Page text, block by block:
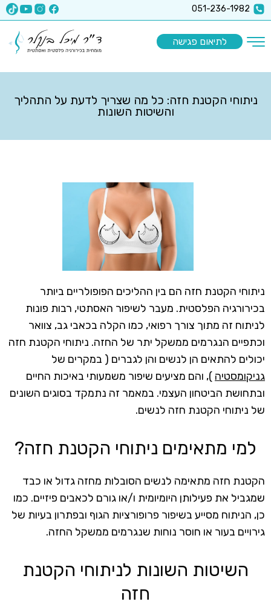
x-api-key":"6512a67ea5f63b3ec1a8b9e9
051-236-1982
לתיאום פגישה
ניתוחי הקטנת חזה: כל מה שצריך לדעת על התהליך
והשיטות השונות
ניתוחי הקטנת חזה הם בין ההליכים הפופולריים ביותר
בכירורגיה הפלסטית. מעבר לשיפור האסתטי, רבות פונות
לניתוח זה מתוך צורך רפואי, כמו הקלה בכאבי גב, צוואר
וכתפיים הנגרמים ממשקל יתר של החזה. ניתוחי הקטנת חזה
יכולים להתאים הן לנשים והן לגברים ( במקרים של
גניקומסטיה ), והם מציעים שיפור משמעותי באיכות החיים
ובתחושת הביטחון העצמי. במאמר זה נתמקד בסוגים השונים
של ניתוחי הקטנת חזה לנשים.
למי מתאימים ניתוחי הקטנת חזה?
הקטנת חזה מתאימה לנשים הסובלות מחזה גדול או כבד
שמגביל את פעילותן היומיומית ו/או גורם לכאבים פיזיים. כמו
כן, הניתוח מסייע בשיפור פרופורציות הגוף ובפתרון בעיות של
גירויים בעור או חוסר נוחות שנגרמים ממשקל החזה.
השיטות השונות לניתוחי הקטנת
חזה